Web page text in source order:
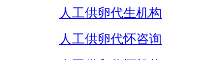
人工供卵代生机构
人工供卵代怀咨询